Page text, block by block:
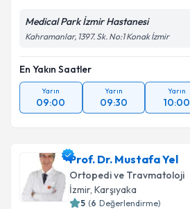
Medical Park İzmir Hastanesi
Kahramanlar, 1397. Sk. No:1 Konak İzmir
En Yakın Saatler
Yarın
09:00
Yarın
09:30
Yarın
10:00
Prof. Dr. Mustafa Yel
Ortopedi ve Travmatoloji
İzmir, Karşıyaka
5 (6 Değerlendirme)